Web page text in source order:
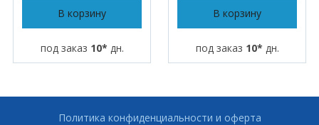
В корзину
под заказ 10* дн.
В корзину
под заказ 10* дн.
Политика конфиденциальности и оферта